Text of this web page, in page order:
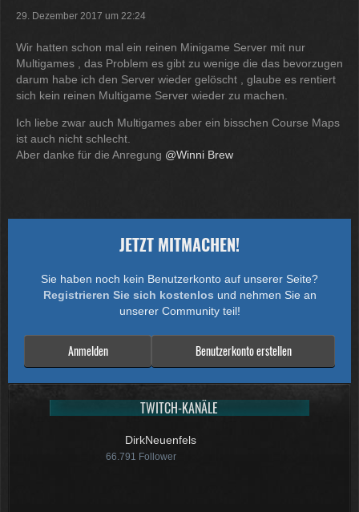
29. Dezember 2017 um 22:24
Wir hatten schon mal ein reinen Minigame Server mit nur
Multigames , das Problem es gibt zu wenige die das bevorzugen
darum habe ich den Server wieder gelöscht , glaube es rentiert
sich kein reinen Multigame Server wieder zu machen.
Ich liebe zwar auch Multigames aber ein bisschen Course Maps
ist auch nicht schlecht.
Aber danke für die Anregung @Winni Brew
JETZT MITMACHEN!
Sie haben noch kein Benutzerkonto auf unserer Seite?
Registrieren Sie sich kostenlos und nehmen Sie an
unserer Community teil!
Benutzerkonto erstellen
Anmelden
TWITCH-KANÄLE
DirkNeuenfels
66.791 Follower